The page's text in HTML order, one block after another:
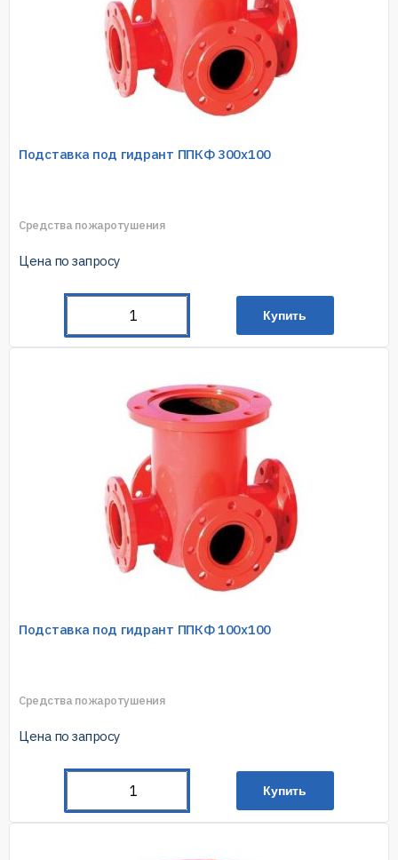
Подставка под гидрант ППКФ 300х100
Средства пожаротушения
Цена по запросу
Купить
Подставка под гидрант ППКФ 100х100
Средства пожаротушения
Цена по запросу
Купить